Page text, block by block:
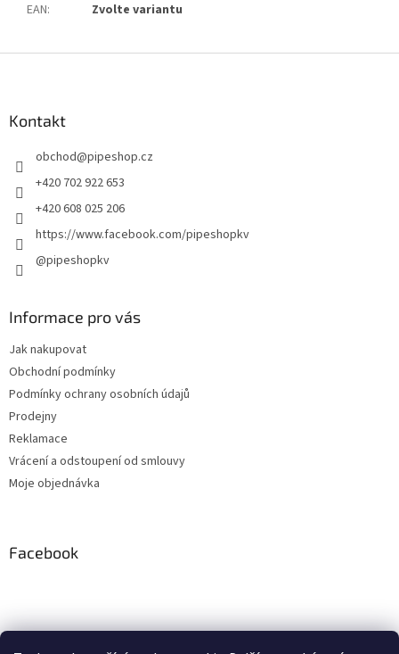
EAN: Zvolte variantu
Kontakt
obchod@pipeshop.cz
+420 702 922 653
+420 608 025 206
https://www.facebook.com/pipeshopkv
@pipeshopkv
Informace pro vás
Jak nakupovat
Obchodní podmínky
Podmínky ochrany osobních údajů
Prodejny
Reklamace
Vrácení a odstoupení od smlouvy
Moje objednávka
Facebook
Instagram